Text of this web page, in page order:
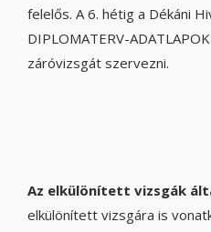
felelős. A 6. hétig a Dékáni
DIPLOMATERV-
záróvizsgát szervezni.
Az elkülönített vizsgák
elkülönített vizsgára is